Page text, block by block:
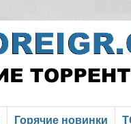
Горячие новинки